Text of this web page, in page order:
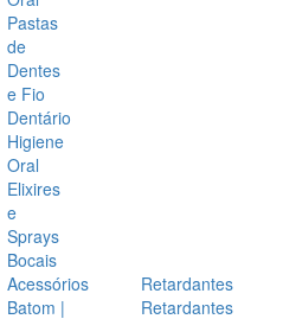
Pastas
de
Dentes
e Fio
Dentário
Higiene
Oral
Elixires
e
Sprays
Bocais
Acessórios
Batom |
Retardantes
Retardantes